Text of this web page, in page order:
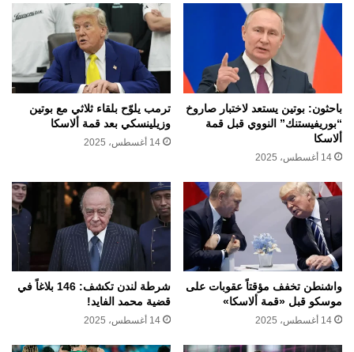
باحثون: بوتين يستعد لاختبار صاروخ
“بوريفيستنك” النووي قبل قمة
ألاسكا
14 أغسطس، 2025
ترمب يلوّح بلقاء ثلاثي مع بوتين
وزيلينسكي بعد قمة ألاسكا
14 أغسطس، 2025
واشنطن تخفف مؤقتاً عقوبات على
موسكو قبل «قمة ألاسكا»
14 أغسطس، 2025
شرطة لندن تكشف: 146 بلاغاً في
قضية محمد الفايد!
14 أغسطس، 2025